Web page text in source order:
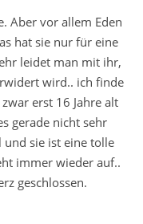
Aber vor allem Eden
hat sie nur für eine
leidet man mit ihr,
wird.. ich finde
erst 16 Jahre alt
gerade nicht sehr
und sie ist eine tolle
immer wieder auf..
geschlossen.